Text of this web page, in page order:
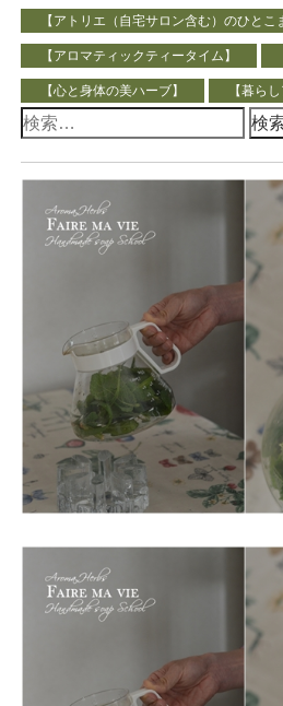
【アトリエ（自宅サロン含む）のひとこ
【アロマティックティータイム】
【心と身体の美ハーブ】 【暮ら
検